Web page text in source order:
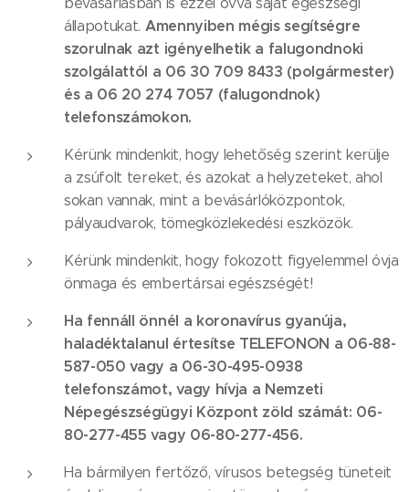
állapotukat. Amennyiben mégis segítségre
szorulnak azt igényelhetik a falugondnoki
szolgálattól a 06 30 709 8433 (polgármester)
és a 06 20 274 7057 (falugondnok)
telefonszámokon.
Kérünk mindenkit, hogy lehetőség szerint kerülje
a zsúfolt tereket, és azokat a helyzeteket, ahol
sokan vannak, mint a bevásárlóközpontok,
pályaudvarok, tömegközlekedési eszközök.
Kérünk mindenkit, hogy fokozott figyelemmel óvja
önmaga és embertársai egészségét!
Ha fennáll önnél a koronavírus gyanúja,
haladéktalanul értesítse TELEFONON a 06-88-
587-050 vagy a 06-30-495-0938
telefonszámot, vagy hívja a Nemzeti
Népegészségügyi Központ zöld számát: 06-
80-277-455 vagy 06-80-277-456.
Ha bármilyen fertőző, vírusos betegség tüneteit